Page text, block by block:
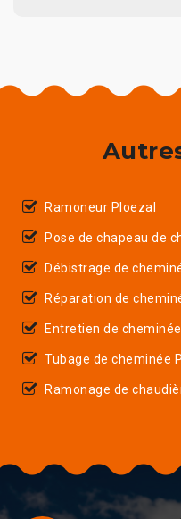
Ramoneur Ploezal
Pose de chapeau de
Débistrage de
Réparation de
Entretien de
Tubage de cheminée
Ramonage de